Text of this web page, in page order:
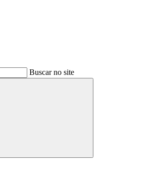
Buscar no site
Buscar